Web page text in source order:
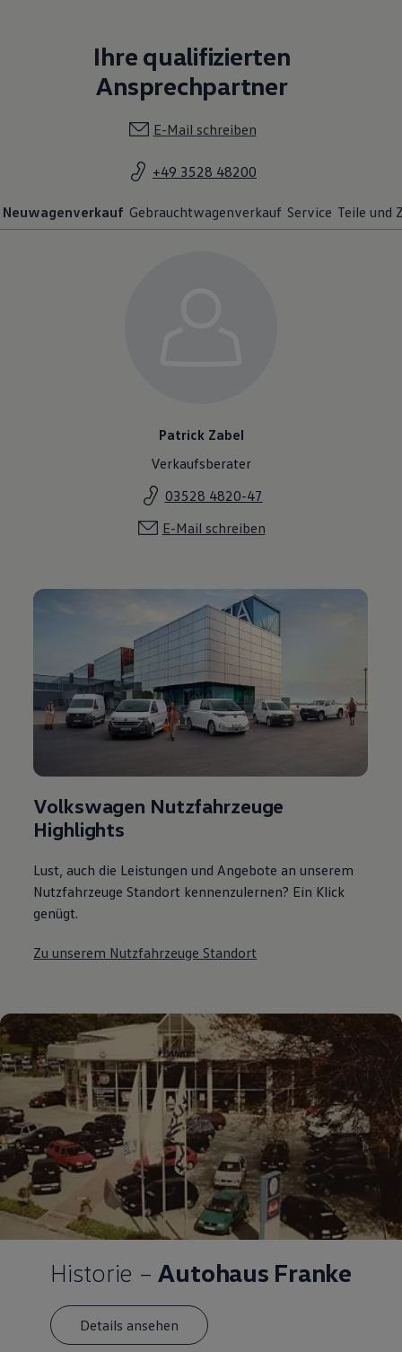
Ihre qualifizierten
Ansprechpartner
E-Mail schreiben
+49 3528 48200
Neuwagenverkauf Gebrauchtwagenverkauf Service Teile und
Patrick Zabel
Verkaufsberater
03528 4820-47
E-Mail schreiben
Volkswagen Nutzfahrzeuge
Highlights
Lust, auch die Leistungen und Angebote an unserem
Nutzfahrzeuge Standort kennenzulernen? Ein Klick
genügt.
Zu unserem Nutzfahrzeuge Standort
Historie – Autohaus Franke
Details ansehen